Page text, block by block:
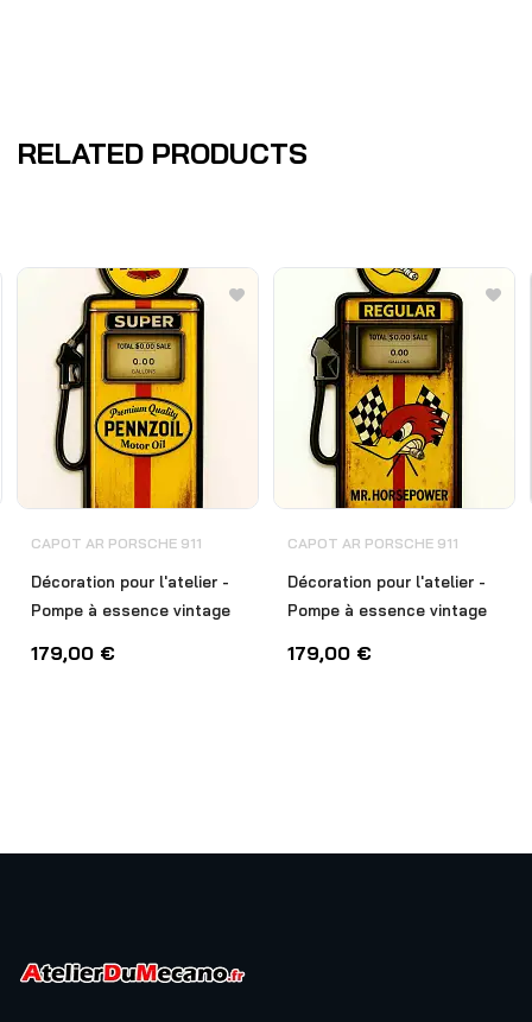
RELATED PRODUCTS
CAPOT AR PORSCHE 911
Décoration pour l'atelier -
Pompe à essence vintage
179,00 €
CAPOT AR PORSCHE 911
Décoration pour l'atelier -
Pompe à essence vintage
179,00 €